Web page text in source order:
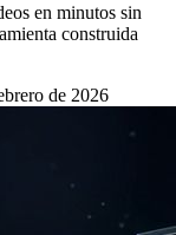
en minutos sin
construida
de 2026